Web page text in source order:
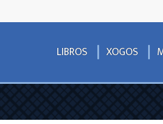
LIBROS XOGOS